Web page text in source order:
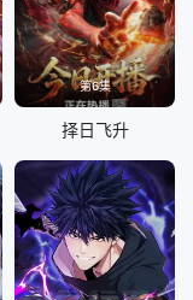
第6集
择日飞升